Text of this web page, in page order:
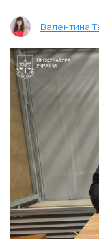
Валентина